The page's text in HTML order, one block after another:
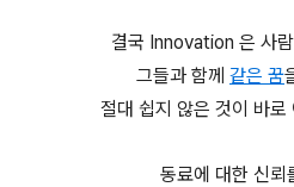
결국 Innovation 은 사
그들과 함께 같은 꿈
절대 쉽지 않은 것이 바로
동료에 대한 신뢰